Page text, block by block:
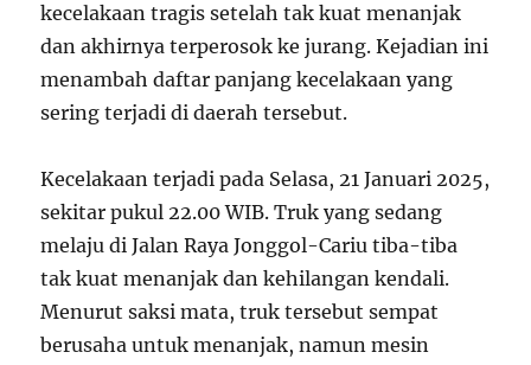
kecelakaan tragis setelah tak kuat menanjak
dan akhirnya terperosok ke jurang. Kejadian ini
menambah daftar panjang kecelakaan yang
sering terjadi di daerah tersebut.
Kecelakaan terjadi pada Selasa, 21 Januari 2025,
sekitar pukul 22.00 WIB. Truk yang sedang
melaju di Jalan Raya Jonggol-Cariu tiba-tiba
tak kuat menanjak dan kehilangan kendali.
Menurut saksi mata, truk tersebut sempat
berusaha untuk menanjak, namun mesin